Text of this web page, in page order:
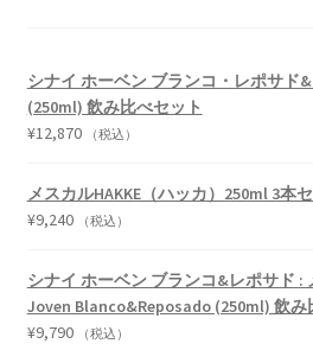
シナイ ホーベン ブランコ・レポサド&
(250ml) 飲み比べセット
¥12,870 （税込）
メスカルHAKKE（ハッカ）250ml 3本
¥9,240 （税込）
シナイ ホーベン ブランコ&レポサド :
Joven Blanco&Reposado (250ml) 飲み
¥9,790 （税込）